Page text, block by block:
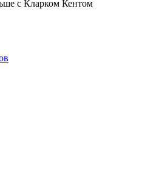
с Кларком Кентом